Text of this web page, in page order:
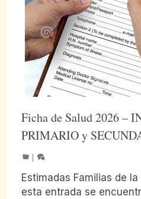
Ficha de Salud 2026 –
PRIMARIO y
Estimadas Familias de
esta entrada se